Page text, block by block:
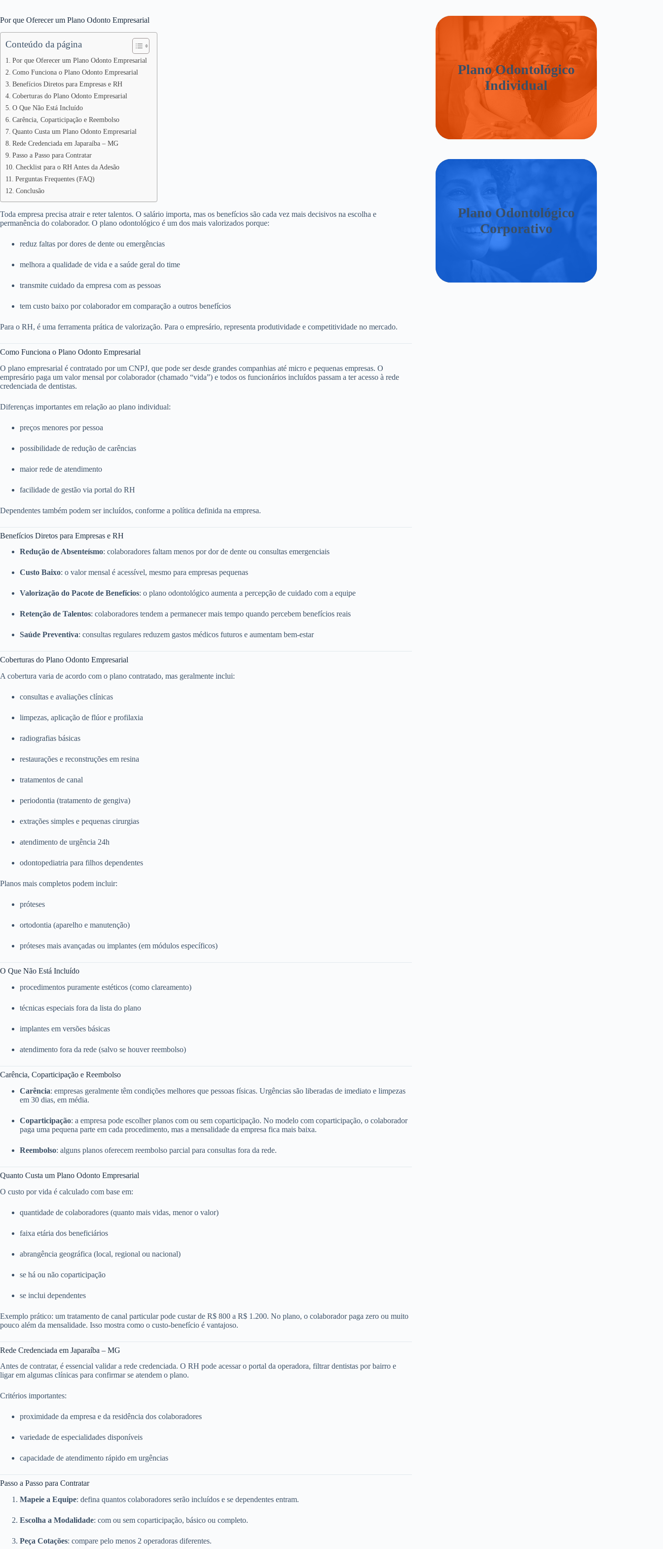
Por que Oferecer um Plano Odonto Empresarial
Conteúdo da página
Por que Oferecer um Plano Odonto Empresarial
Como Funciona o Plano Odonto Empresarial
Benefícios Diretos para Empresas e RH
Coberturas do Plano Odonto Empresarial
O Que Não Está Incluído
Carência, Coparticipação e Reembolso
Quanto Custa um Plano Odonto Empresarial
Rede Credenciada em Japaraíba – MG
Passo a Passo para Contratar
Checklist para o RH Antes da Adesão
Perguntas Frequentes (FAQ)
Conclusão
Toda empresa precisa atrair e reter talentos. O salário importa, mas os benefícios são cada vez mais decisivos na escolha e
permanência do colaborador. O plano odontológico é um dos mais valorizados porque:
reduz faltas por dores de dente ou emergências
melhora a qualidade de vida e a saúde geral do time
transmite cuidado da empresa com as pessoas
tem custo baixo por colaborador em comparação a outros benefícios
Para o RH, é uma ferramenta prática de valorização. Para o empresário, representa produtividade e competitividade no mercado.
Como Funciona o Plano Odonto Empresarial
O plano empresarial é contratado por um CNPJ, que pode ser desde grandes companhias até micro e pequenas empresas. O
empresário paga um valor mensal por colaborador (chamado “vida”) e todos os funcionários incluídos passam a ter acesso à rede
credenciada de dentistas.
Diferenças importantes em relação ao plano individual:
preços menores por pessoa
possibilidade de redução de carências
maior rede de atendimento
facilidade de gestão via portal do RH
Dependentes também podem ser incluídos, conforme a política definida na empresa.
Benefícios Diretos para Empresas e RH
Redução de Absenteísmo: colaboradores faltam menos por dor de dente ou consultas emergenciais
Custo Baixo: o valor mensal é acessível, mesmo para empresas pequenas
Valorização do Pacote de Benefícios: o plano odontológico aumenta a percepção de cuidado com a equipe
Retenção de Talentos: colaboradores tendem a permanecer mais tempo quando percebem benefícios reais
Saúde Preventiva: consultas regulares reduzem gastos médicos futuros e aumentam bem-estar
Coberturas do Plano Odonto Empresarial
A cobertura varia de acordo com o plano contratado, mas geralmente inclui:
consultas e avaliações clínicas
limpezas, aplicação de flúor e profilaxia
radiografias básicas
restaurações e reconstruções em resina
tratamentos de canal
periodontia (tratamento de gengiva)
extrações simples e pequenas cirurgias
atendimento de urgência 24h
odontopediatria para filhos dependentes
Planos mais completos podem incluir:
próteses
ortodontia (aparelho e manutenção)
próteses mais avançadas ou implantes (em módulos específicos)
O Que Não Está Incluído
procedimentos puramente estéticos (como clareamento)
técnicas especiais fora da lista do plano
implantes em versões básicas
atendimento fora da rede (salvo se houver reembolso)
Carência, Coparticipação e Reembolso
Carência: empresas geralmente têm condições melhores que pessoas físicas. Urgências são liberadas de imediato e limpezas
em 30 dias, em média.
Coparticipação: a empresa pode escolher planos com ou sem coparticipação. No modelo com coparticipação, o colaborador
paga uma pequena parte em cada procedimento, mas a mensalidade da empresa fica mais baixa.
Reembolso: alguns planos oferecem reembolso parcial para consultas fora da rede.
Quanto Custa um Plano Odonto Empresarial
O custo por vida é calculado com base em:
quantidade de colaboradores (quanto mais vidas, menor o valor)
faixa etária dos beneficiários
abrangência geográfica (local, regional ou nacional)
se há ou não coparticipação
se inclui dependentes
Exemplo prático: um tratamento de canal particular pode custar de R$ 800 a R$ 1.200. No plano, o colaborador paga zero ou muito
pouco além da mensalidade. Isso mostra como o custo-benefício é vantajoso.
Rede Credenciada em Japaraíba – MG
Antes de contratar, é essencial validar a rede credenciada. O RH pode acessar o portal da operadora, filtrar dentistas por bairro e
ligar em algumas clínicas para confirmar se atendem o plano.
Critérios importantes:
proximidade da empresa e da residência dos colaboradores
variedade de especialidades disponíveis
capacidade de atendimento rápido em urgências
Passo a Passo para Contratar
Mapeie a Equipe: defina quantos colaboradores serão incluídos e se dependentes entram.
Escolha a Modalidade: com ou sem coparticipação, básico ou completo.
Peça Cotações: compare pelo menos 2 operadoras diferentes.
Plano Odontológico
Individual
Plano Odontológico
Corporativo